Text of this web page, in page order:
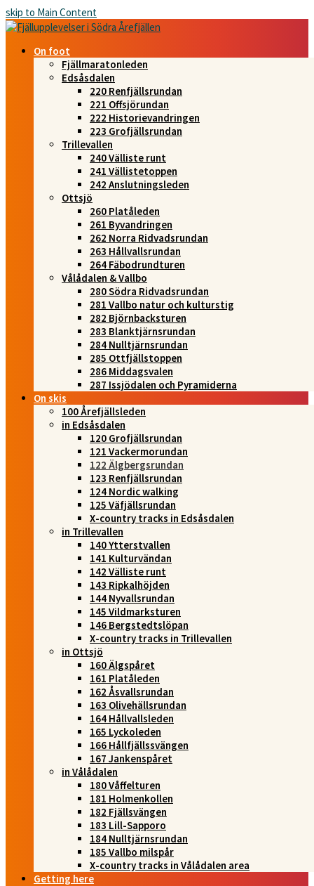
skip to Main Content
On foot
Fjällmaratonleden
Edsåsdalen
220 Renfjällsrundan
221 Offsjörundan
222 Historievandringen
223 Grofjällsrundan
Trillevallen
240 Välliste runt
241 Vällistetoppen
242 Anslutningsleden
Ottsjö
260 Platåleden
261 Byvandringen
262 Norra Ridvadsrundan
263 Hållvallsrundan
264 Fäbodrundturen
Vålådalen & Vallbo
280 Södra Ridvadsrundan
281 Vallbo natur och kulturstig
282 Björnbacksturen
283 Blanktjärnsrundan
284 Nulltjärnsrundan
285 Ottfjällstoppen
286 Middagsvalen
287 Issjödalen och Pyramiderna
On skis
100 Årefjällsleden
in Edsåsdalen
120 Grofjällsrundan
121 Vackermorundan
122 Älgbergsrundan
123 Renfjällsrundan
124 Nordic walking
125 Väfjällsrundan
X-country tracks in Edsåsdalen
in Trillevallen
140 Ytterstvallen
141 Kulturvändan
142 Välliste runt
143 Ripkalhöjden
144 Nyvallsrundan
145 Vildmarksturen
146 Bergstedtslöpan
X-country tracks in Trillevallen
in Ottsjö
160 Älgspåret
161 Platåleden
162 Åsvallsrundan
163 Olivehällsrundan
164 Hållvallsleden
165 Lyckoleden
166 Hållfjällssvängen
167 Jankenspåret
in Vålådalen
180 Våffelturen
181 Holmenkollen
182 Fjällsvängen
183 Lill-Sapporo
184 Nulltjärnsrundan
185 Vallbo milspår
X-country tracks in Vålådalen area
Getting here